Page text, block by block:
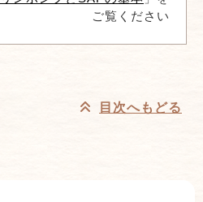
ご覧ください
目次へもどる